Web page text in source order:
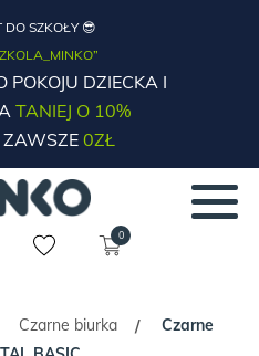
DO SZKOŁY 😎
POKOJU DZIECKA I
TANIEJ O 10%
0ZŁ
0
Czarne biurka /
Czarne